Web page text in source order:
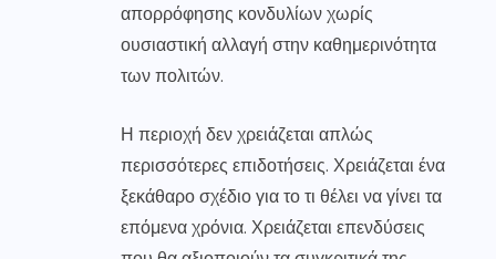
απορρόφησης κονδυλίων χωρίς
ουσιαστική αλλαγή στην καθημερινότητα
των πολιτών.
Η περιοχή δεν χρειάζεται απλώς
περισσότερες επιδοτήσεις. Χρειάζεται ένα
ξεκάθαρο σχέδιο για το τι θέλει να γίνει τα
επόμενα χρόνια. Χρειάζεται επενδύσεις